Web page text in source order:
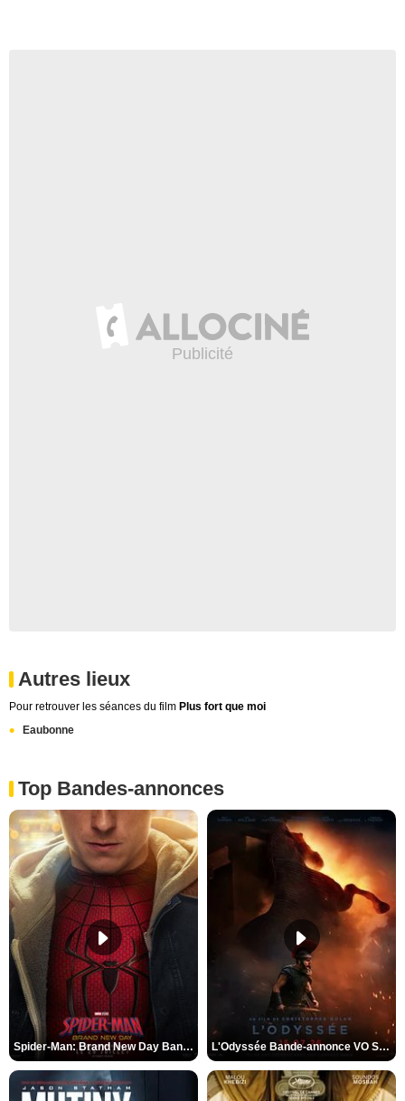
Autres lieux
Pour retrouver les séances du film Plus fort que moi
Eaubonne
Top Bandes-annonces
Spider-Man: Brand New Day Bande-annonce VO STFR L'Odyssée Bande-annonce VO STFR